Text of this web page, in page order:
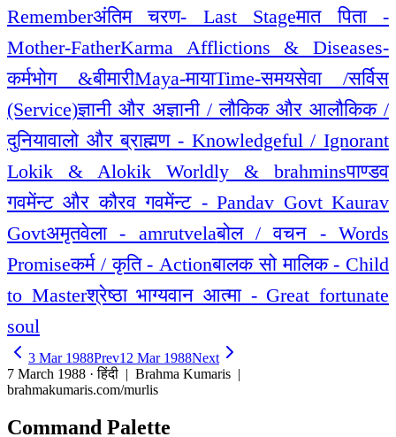
Rememberअंतिम चरण- Last Stageमात पिता -
Mother-FatherKarma Afflictions & Diseases-
कर्मभोग &बीमारीMaya-मायाTime-समयसेवा /सर्विस
(Service)ज्ञानी और अज्ञानी / लौकिक और आलौकिक /
दुनियावालो और ब्राह्मण - Knowledgeful / Ignorant
Lokik & Alokik Worldly & brahminsपाण्डव
गवमेंन्ट और कौरव गवमेंन्ट - Pandav Govt Kaurav
Govtअमृतवेला - amrutvelaबोल / वचन - Words
Promiseकर्म / कृति - Actionबालक सो मालिक - Child
to Masterश्रेष्ठा भाग्यवान आत्मा - Great fortunate
soul
3 Mar 1988Prev12 Mar 1988Next
7 March 1988 · हिंदी | Brahma Kumaris |
brahmakumaris.com/murlis
Command Palette